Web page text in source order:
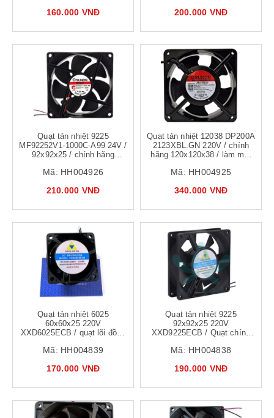
160.000 VNĐ
200.000 VNĐ
Quạt tản nhiệt 9225
MF92252V1-1000C-A99 24V /
92x92x25 / chính hãng
Mã: HH004926
210.000 VNĐ
Quạt tản nhiệt 12038 DP200A
2123XBL.GN 220V / chính
hãng 120x120x38 / làm mát
Mã: HH004925
340.000 VNĐ
Quạt tản nhiệt 6025
60x60x25 220V
XXD6025ECB / quạt lõi đồng
b5h15
Mã: HH004839
170.000 VNĐ
Quạt tản nhiệt 9225
92x92x25 220V
XXD9225ECB / Quạt chính
vòng bi
Mã: HH004838
190.000 VNĐ